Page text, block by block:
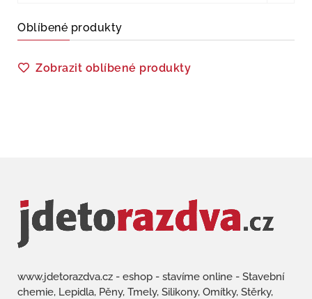
Oblíbené produkty
Zobrazit oblíbené produkty
www.jdetorazdva.cz - eshop - stavíme online - Stavební
chemie, Lepidla, Pěny, Tmely, Silikony, Omítky, Stěrky,